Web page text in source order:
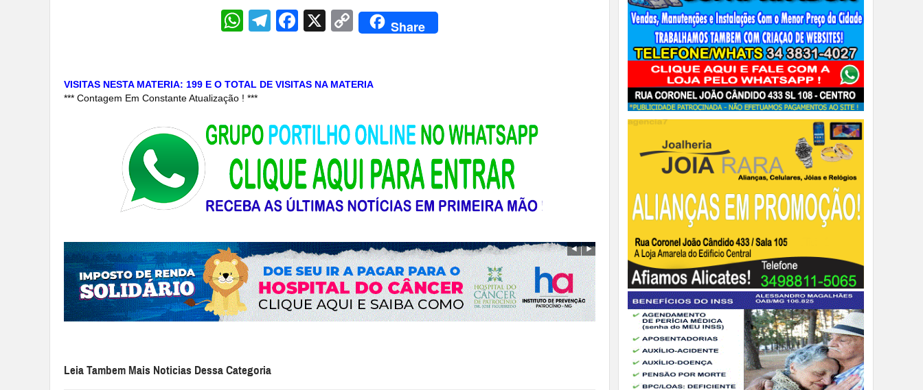
WhatsApp
Telegram
Facebook
X CopyShare
VISITAS NESTA MATERIA: 199 E O TOTAL DE VISITAS NA MATERIA
*** Contagem Em Constante Atualização ! ***
Leia Tambem Mais Noticias Dessa Categoria